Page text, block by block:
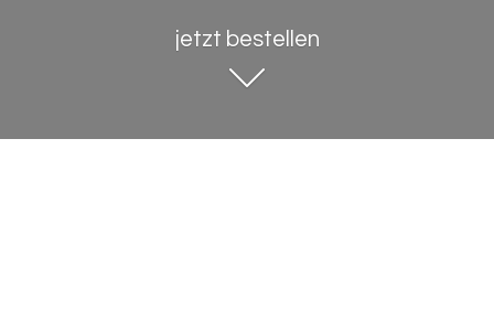
jetzt bestellen